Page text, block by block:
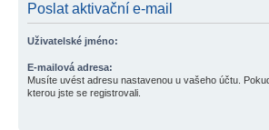
Poslat aktivační e-mail
Uživatelské jméno:
E-mailová adresa:
Musíte uvést adresu nastavenou u vašeho účtu.
kterou jste se registrovali.